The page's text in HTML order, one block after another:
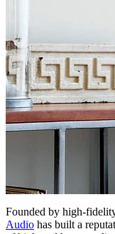
Founded by high-
Audio has built a